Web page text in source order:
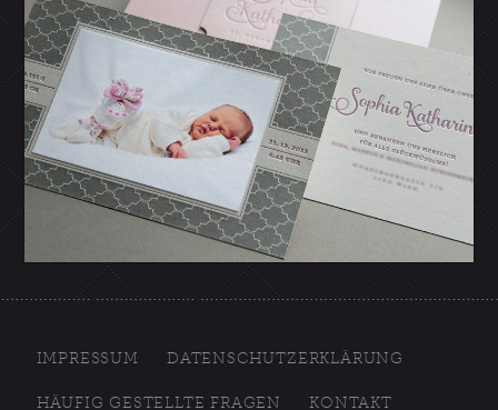
IMPRESSUM DATENSCHUTZERKLÄRUNG
HÄUFIG GESTELLTE FRAGEN KONTAKT